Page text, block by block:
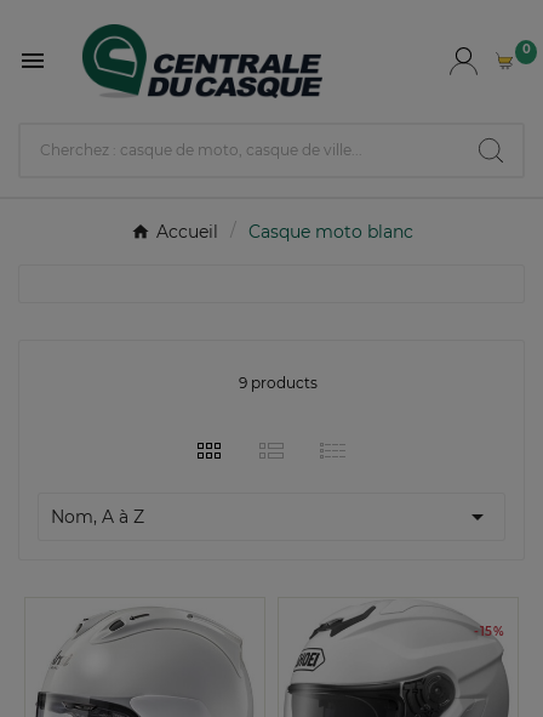
 0
Accueil Casque moto blanc
9 products
Nom, A à Z 
-15%